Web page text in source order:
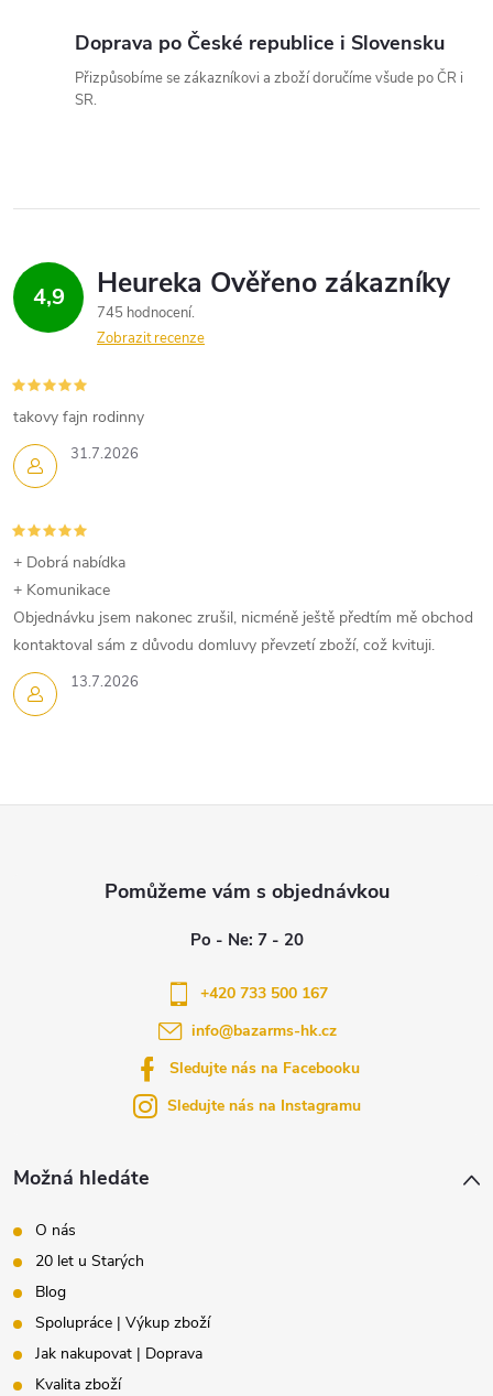
u
Doprava po České republice i Slovensku
Přizpůsobíme se zákazníkovi a zboží doručíme všude po ČR i
SR.
4,9
745 hodnocení
Zobrazit recenze
31.7.2026
takovy fajn rodinny
13.7.2026
+ Dobrá nabídka
+ Komunikace
Objednávku jsem nakonec zrušil, nicméně ještě předtím mě obchod
kontaktoval sám z důvodu domluvy převzetí zboží, což kvituji.
Možná hledáte
O nás
20 let u Starých
Blog
Spolupráce | Výkup zboží
Jak nakupovat | Doprava
Kvalita zboží
info@bazarms-hk.cz
+420 733 500 167
Sledujte nás na Facebooku
Sledujte nás na Instagramu